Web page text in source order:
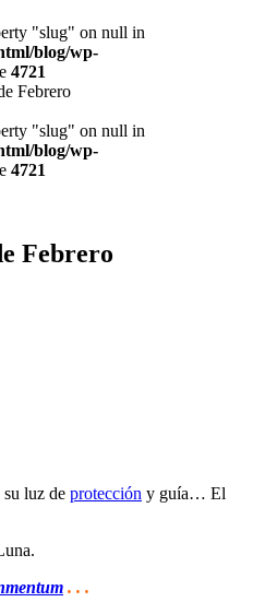
"slug" on null in
blog/wp-
4721
Febrero
"slug" on null in
blog/wp-
4721
Febrero
luz de protección y guía… El
. . .